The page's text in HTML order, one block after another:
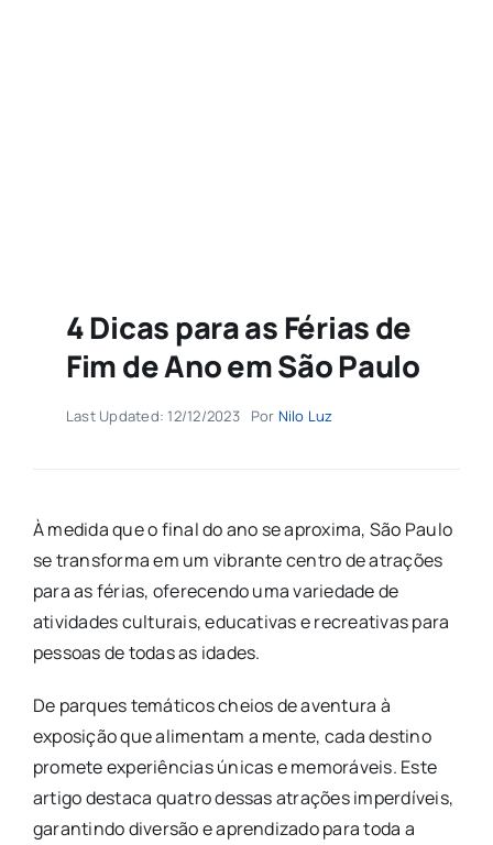
4 Dicas para as Férias de
Fim de Ano em São Paulo
Last Updated: 12/12/2023 Por Nilo Luz
À medida que o final do ano se aproxima, São Paulo
se transforma em um vibrante centro de atrações
para as férias, oferecendo uma variedade de
atividades culturais, educativas e recreativas para
pessoas de todas as idades.
De parques temáticos cheios de aventura à
exposição que alimentam a mente, cada destino
promete experiências únicas e memoráveis. Este
artigo destaca quatro dessas atrações imperdíveis,
garantindo diversão e aprendizado para toda a